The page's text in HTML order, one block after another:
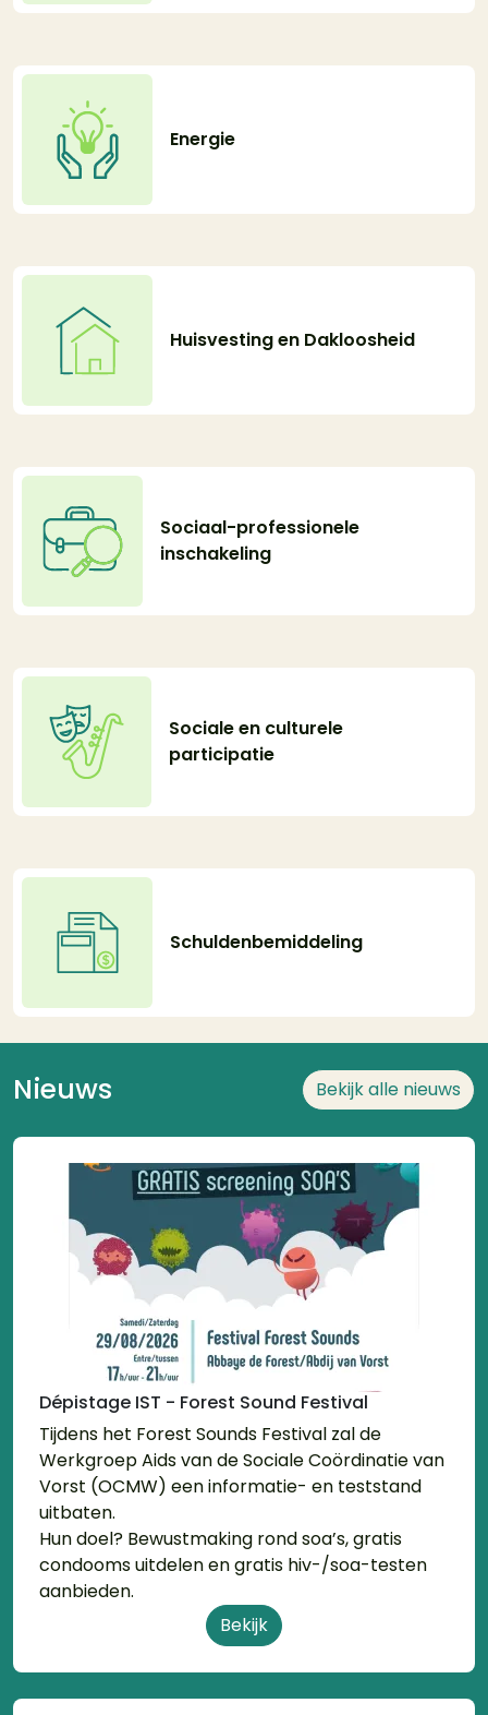
Energie
Huisvesting en Dakloosheid
Sociaal-professionele
inschakeling
Sociale en culturele
participatie
Schuldenbemiddeling
Nieuws Bekijk alle nieuws
Dépistage IST - Forest Sound Festival
Tijdens het Forest Sounds Festival zal de
Werkgroep Aids van de Sociale Coördinatie van
Vorst (OCMW) een informatie- en teststand
uitbaten.
Hun doel? Bewustmaking rond soa’s, gratis
condooms uitdelen en gratis hiv-/soa-testen
aanbieden.
Bekijk